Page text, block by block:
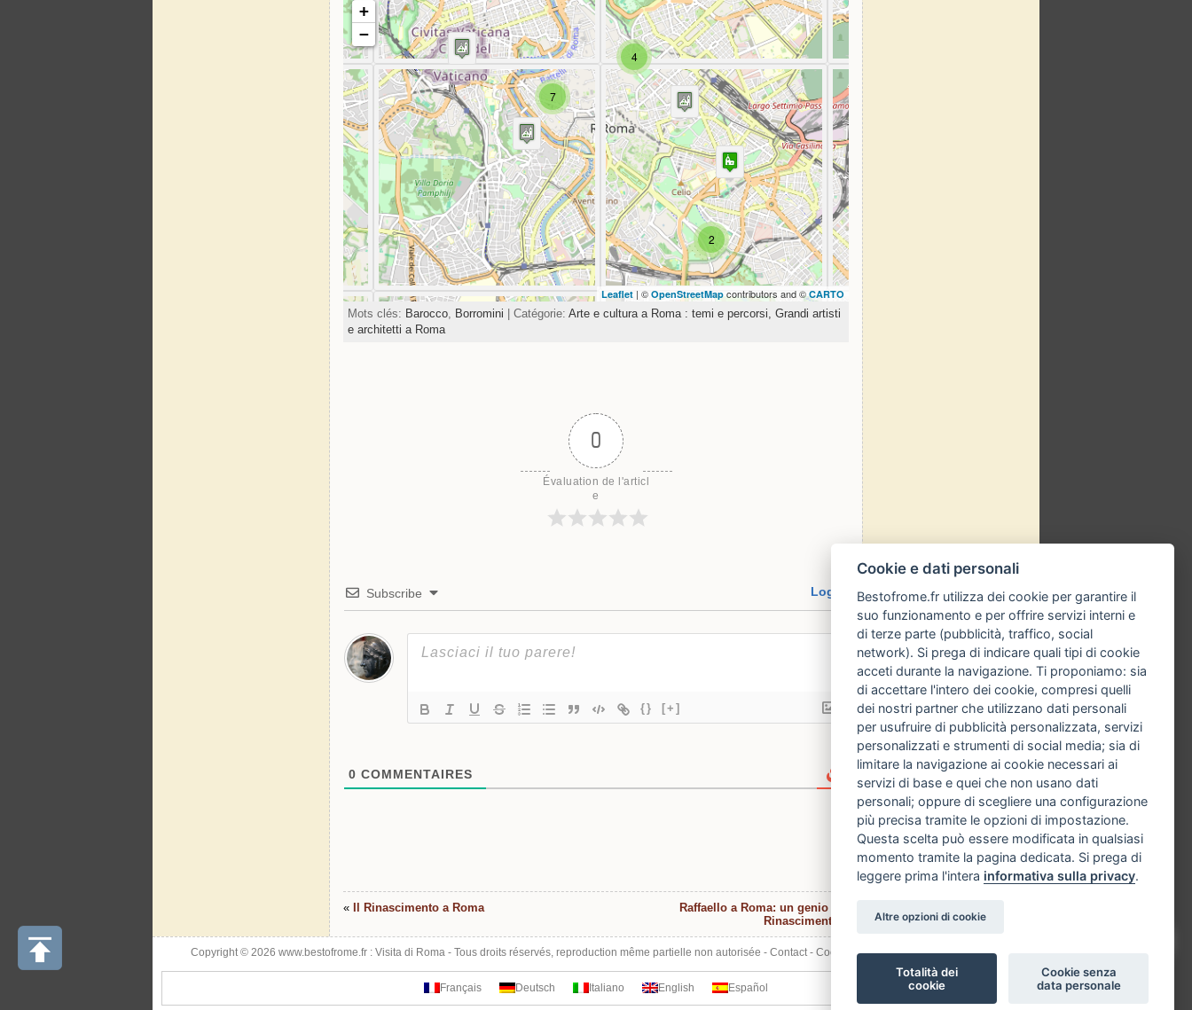
Travelers' Map is loading...
If you see this after your page is loaded completely,
leafletJS files are missing.
2
4
7
+
−
Leaflet | © OpenStreetMap contributors and ©CARTO
Mots clés: Barocco Borromini | Catégorie: Arte e cultura a Roma : temi e percorsi, Grandi artisti
e architetti a Roma
0
Évaluation de l'articl
e
Subscribe Login
{} [+]
0 COMMENTAIRES
« Il Rinascimento a Roma
Raffaello a Roma: un genio del
Rinascimento
Copyright © 2026 www.bestofrome.fr : Visita di Roma- Tous droits réservés, reproduction même partielle non autorisée - Contact- Cookies, informations et confidentialité
Français Deutsch Italiano English Español
Cookie e dati personali
Bestofrome.fr utilizza dei cookie per garantire il
suo funzionamento e per offrire servizi interni e
di terze parte (pubblicità, traffico, social
network). Si prega di indicare quali tipi di cookie
acceti durante la navigazione. Ti proponiamo: sia
di accettare l'intero dei cookie, compresi quelli
dei nostri partner che utilizzano dati personali
per usufruire di pubblicità personalizzata, servizi
personalizzati e strumenti di social media; sia di
limitare la navigazione ai cookie necessari ai
servizi di base e quei che non usano dati
personali; oppure di scegliere una configurazione
più precisa tramite le opzioni di impostazione.
Questa scelta può essere modificata in qualsiasi
momento tramite la pagina dedicata. Si prega di
leggere prima l'intera informativa sulla privacy.
Altre opzioni di cookie
Totalità dei
cookie
Cookie senza
data personale